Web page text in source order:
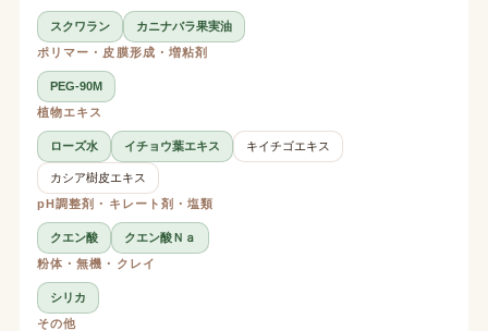
スクワラン
カニナバラ果実油
ポリマー・皮膜形成・増粘剤
PEG-90M
植物エキス
ローズ水 イチョウ葉エキス キイチゴエキス
カシア樹皮エキス
pH調整剤・キレート剤・塩類
クエン酸
クエン酸Ｎａ
粉体・無機・クレイ
シリカ
その他